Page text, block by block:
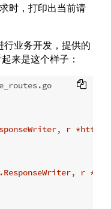
时，打印出当前请
业务开发，提供的
来是这个样子：
r
r